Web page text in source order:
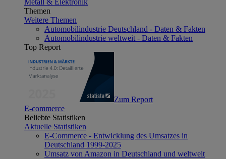
Themen
Weitere Themen
Automobilindustrie Deutschland - Daten & Fakten
Automobilindustrie weltweit - Daten & Fakten
Top Report
Zum Report
E-commerce
Beliebte Statistiken
Aktuelle Statistiken
E-Commerce - Entwicklung des Umsatzes in
Deutschland 1999-2025
Umsatz von Amazon in Deutschland und weltweit